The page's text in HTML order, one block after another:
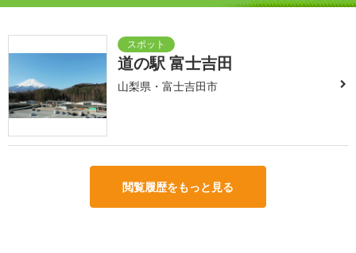
道の駅 富士吉田
山梨県・富士吉田市
閲覧履歴をもっと見る